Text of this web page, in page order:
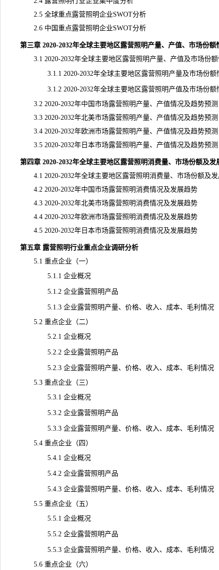
2.5 全球重点露营照明企业SWOT分析
2.6 中国重点露营照明企业SWOT分析
第三章 2020-2032年全球主要地区露营照明产量、产值、市场份额
3.1 2020-2032年全球主要地区露营照明产量、产值及市场份额
3.1.1 2020-2032年全球主要地区露营照明产量及市场份额
3.1.2 2020-2032年全球主要地区露营照明产值及市场份额
3.2 2020-2032年中国市场露营照明产量、产值情况及趋势预测
3.3 2020-2032年北美市场露营照明产量、产值情况及趋势预测
3.4 2020-2032年欧洲市场露营照明产量、产值情况及趋势预测
3.5 2020-2032年日本市场露营照明产量、产值情况及趋势预测
第四章 2020-2032年全球主要地区露营照明消费量、市场份额及发
4.1 2020-2032年全球主要地区露营照明消费量、市场份额及发
4.2 2020-2032年中国市场露营照明消费情况及发展趋势
4.3 2020-2032年北美市场露营照明消费情况及发展趋势
4.4 2020-2032年欧洲市场露营照明消费情况及发展趋势
4.5 2020-2032年日本市场露营照明消费情况及发展趋势
第五章 露营照明行业重点企业调研分析
5.1 重点企业（一）
5.1.1 企业概况
5.1.2 企业露营照明产品
5.1.3 企业露营照明产量、价格、收入、成本、毛利情况
5.2 重点企业（二）
5.2.1 企业概况
5.2.2 企业露营照明产品
5.2.3 企业露营照明产量、价格、收入、成本、毛利情况
5.3 重点企业（三）
5.3.1 企业概况
5.3.2 企业露营照明产品
5.3.3 企业露营照明产量、价格、收入、成本、毛利情况
5.4 重点企业（四）
5.4.1 企业概况
5.4.2 企业露营照明产品
5.4.3 企业露营照明产量、价格、收入、成本、毛利情况
5.5 重点企业（五）
5.5.1 企业概况
5.5.2 企业露营照明产品
5.5.3 企业露营照明产量、价格、收入、成本、毛利情况
5.6 重点企业（六）